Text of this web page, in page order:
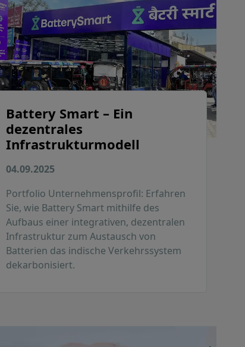
Battery Smart – Ein
dezentrales
Infrastrukturmodell
04.09.2025
Portfolio Unternehmensprofil: Erfahren
Sie, wie Battery Smart mithilfe des
Aufbaus einer integrativen, dezentralen
Infrastruktur zum Austausch von
Batterien das indische Verkehrssystem
dekarbonisiert.